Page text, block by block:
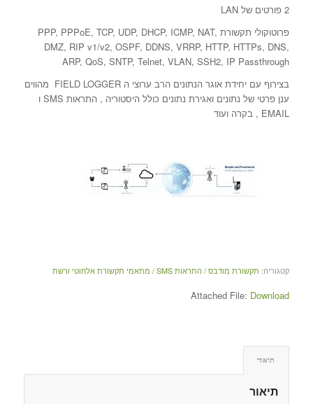
2 פורטים של LAN
פרוטוקולי תקשורת PPP, PPPoE, TCP, UDP, DHCP, ICMP, NAT,
DMZ, RIP v1/v2, OSPF, DDNS, VRRP, HTTP, HTTPs, DNS,
ARP, QoS, SNTP, Telnet, VLAN, SSH2, IP Passthrough
בצירוף עם יחידת אוגר הנתונים הרב ערוצי ה FIELD LOGGER מהווים
ענן פרטי של נתונים ואגירת נתונים כולל היסטוריה , התראות SMS ו
EMAIL , בקרה ועוד
קטגוריה: תקשורת מודבס / התראות SMS / מתאמי תקשורת אלחוטי ורשת
Attached File: Download
תיאור
תיאור